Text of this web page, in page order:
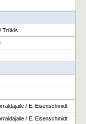
Trükis
/ E. Eisenschmidt
/ E. Eisenschmidt